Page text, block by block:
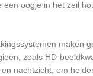
een oogje in het zeil
maken
zoals HD-
nachtzicht, om